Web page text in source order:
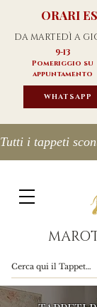
ORARI
DA MARTEDÌ A
9-13
Pomeriggio su
appuntamento
WHATSAPP
Tutti i tappeti